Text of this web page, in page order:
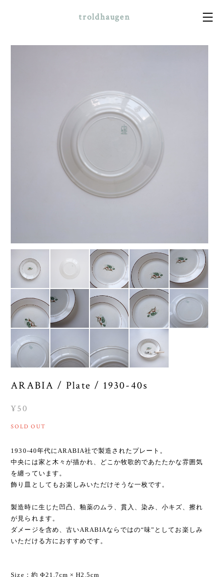
troldhaugen
ARABIA / Plate / 1930-40s
¥50
SOLD OUT
1930-40年代にARABIA社で製造されたプレート。
中央には家と木々が描かれ、どこか牧歌的であたたかな雰囲気
を纏っています。
飾り皿としてもお楽しみいただけそうな一枚です。
製造時に生じた凹凸、釉薬のムラ、貫入、染み、小キズ、擦れ
が見られます。
ダメージを含め、古いARABIAならではの“味”としてお楽しみ
いただける方におすすめです。
Size：約 Φ21.7cm × H2.5cm